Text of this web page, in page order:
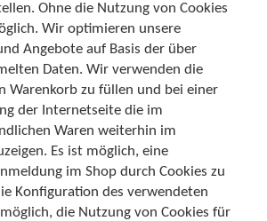
Ohne die Nutzung von Cookies
Wir optimieren unsere
Angebote auf Basis der über
Daten. Wir verwenden die
Warenkorb zu füllen und bei einer
der Internetseite die im
Waren weiterhin im
Es ist möglich, eine
im Shop durch Cookies zu
Konfiguration des verwendeten
die Nutzung von Cookies für